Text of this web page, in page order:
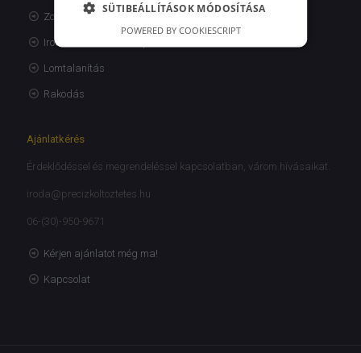
Zongora és páncélszekrény szállítás
Irodaköltöztetés Budapest
Lomtalanítás
Rakodás
Ajánlatkérés
Érdeklődéssel és megrendeléssel kapcsolatban, várom hívásaikat.
iroda@precizkoltoztetes.hu
06-(30)-950-9671
Kérjen ajánlatot még ma!
Kapcsolat
SÜTIBEÁLLÍTÁSOK MÓDOSÍTÁSA
POWERED BY COOKIESCRIPT